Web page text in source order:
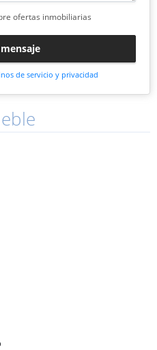
ofertas inmobiliarias
de servicio y privacidad